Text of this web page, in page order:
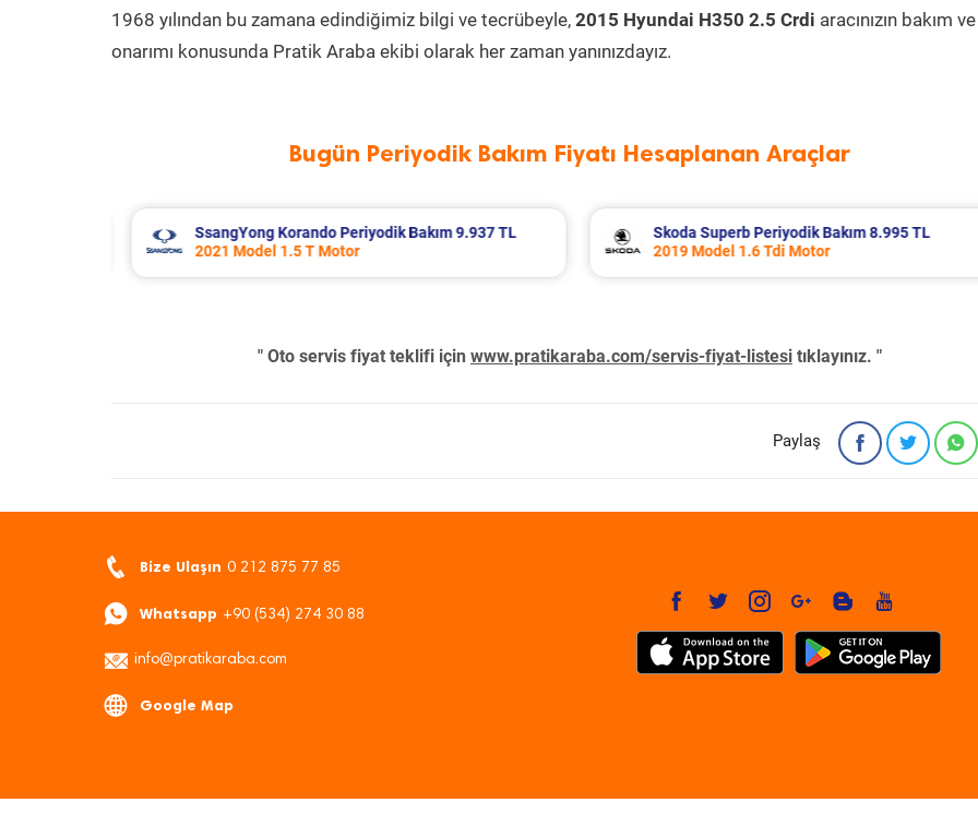
1968 yılından bu zamana edindiğimiz bilgi ve tecrübeyle, 2015 Hyundai H350 2.5 Crdi aracınızın bakım ve
onarımı konusunda Pratik Araba ekibi olarak her zaman yanınızdayız.
Bugün Periyodik Bakım Fiyatı Hesaplanan Araçlar
Skoda Superb Periyodik Bakım 8.995 TL
2019 Model 1.6 Tdi Motor
Renault R 12 Periyodik Bakım 5.138 TL
2000 Model 1.4 Motor
" Oto servis fiyat teklifi için www.pratikaraba.com/servis-fiyat-listesi tıklayınız. "
Paylaş
Bize Ulaşın 0 212 875 77 85
Whatsapp +90 (534) 274 30 88
info@pratikaraba.com
Google Map